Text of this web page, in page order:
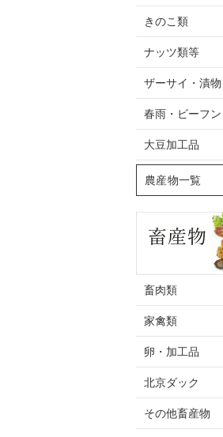
きのこ類
ナッツ類等
ザーサイ・漬物
春雨・ビーフン
大豆加工品
農産物一覧
畜肉類
家禽類
卵・加工品
北京ダック
その他畜産物